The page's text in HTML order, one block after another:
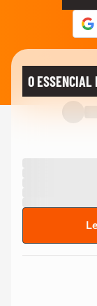
O ESSENCIAL